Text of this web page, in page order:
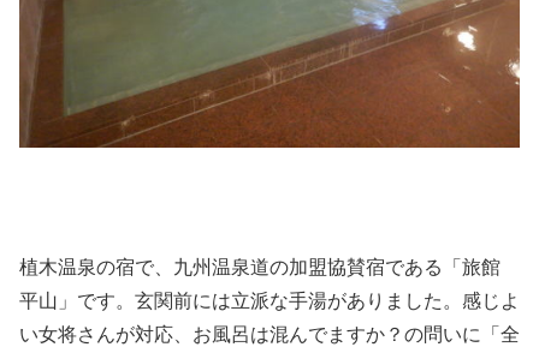
植木温泉の宿で、九州温泉道の加盟協賛宿である「旅館
平山」です。玄関前には立派な手湯がありました。感じよ
い女将さんが対応、お風呂は混んでますか？の問いに「全